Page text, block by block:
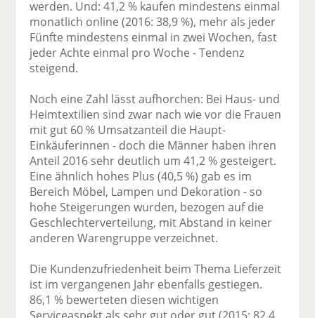
werden. Und: 41,2 % kaufen mindestens einmal
monatlich online (2016: 38,9 %), mehr als jeder
Fünfte mindestens einmal in zwei Wochen, fast
jeder Achte einmal pro Woche - Tendenz
steigend.
Noch eine Zahl lässt aufhorchen: Bei Haus- und
Heimtextilien sind zwar nach wie vor die Frauen
mit gut 60 % Umsatzanteil die Haupt-
Einkäuferinnen - doch die Männer haben ihren
Anteil 2016 sehr deutlich um 41,2 % gesteigert.
Eine ähnlich hohes Plus (40,5 %) gab es im
Bereich Möbel, Lampen und Dekoration - so
hohe Steigerungen wurden, bezogen auf die
Geschlechterverteilung, mit Abstand in keiner
anderen Warengruppe verzeichnet.
Die Kundenzufriedenheit beim Thema Lieferzeit
ist im vergangenen Jahr ebenfalls gestiegen.
86,1 % bewerteten diesen wichtigen